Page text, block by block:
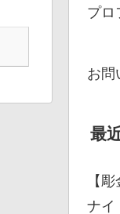
プロ
お問
最
【
ナイ